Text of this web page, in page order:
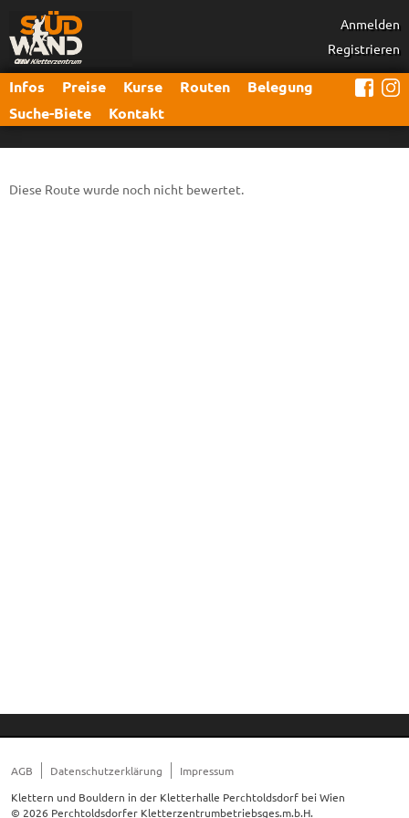
Anmelden
Registrieren
Infos Preise Kurse Routen
Belegung
Suche-Biete
Kontakt
Diese Route wurde noch nicht bewertet.
AGB Datenschutzerklärung
Impressum
Klettern und Bouldern in der Kletterhalle Perchtoldsdorf bei Wien
© 2026 Perchtoldsdorfer Kletterzentrumbetriebsges.m.b.H.